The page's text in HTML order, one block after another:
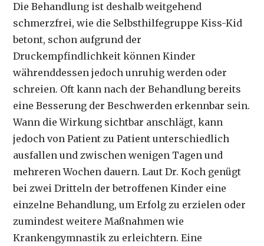
Die Behandlung ist deshalb weitgehend
schmerzfrei, wie die Selbsthilfegruppe Kiss-Kid
betont, schon aufgrund der
Druckempfindlichkeit können Kinder
währenddessen jedoch unruhig werden oder
schreien. Oft kann nach der Behandlung bereits
eine Besserung der Beschwerden erkennbar sein.
Wann die Wirkung sichtbar anschlägt, kann
jedoch von Patient zu Patient unterschiedlich
ausfallen und zwischen wenigen Tagen und
mehreren Wochen dauern. Laut Dr. Koch genügt
bei zwei Dritteln der betroffenen Kinder eine
einzelne Behandlung, um Erfolg zu erzielen oder
zumindest weitere Maßnahmen wie
Krankengymnastik zu erleichtern. Eine